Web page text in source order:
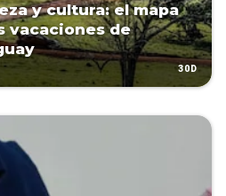
y cultura: el mapa
vacaciones de
30D